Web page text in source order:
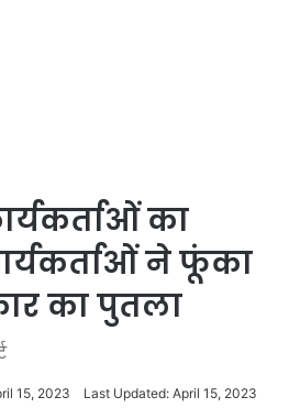
का
ने फूंका
का पुतला
15, 2023 Last Updated: April 15, 2023